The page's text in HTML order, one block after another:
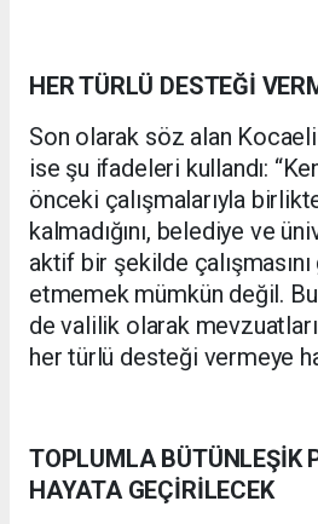
HER TÜRLÜ DESTEĞİ
Son olarak söz alan
ise şu ifadeleri kullandı:
önceki çalışmalarıyla
kalmadığını, belediye ve
aktif bir şekilde
etmemek mümkün değil.
de valilik olarak
her türlü desteği vermeye
TOPLUMLA BÜTÜNLEŞİK
HAYATA GEÇİRİLECEK